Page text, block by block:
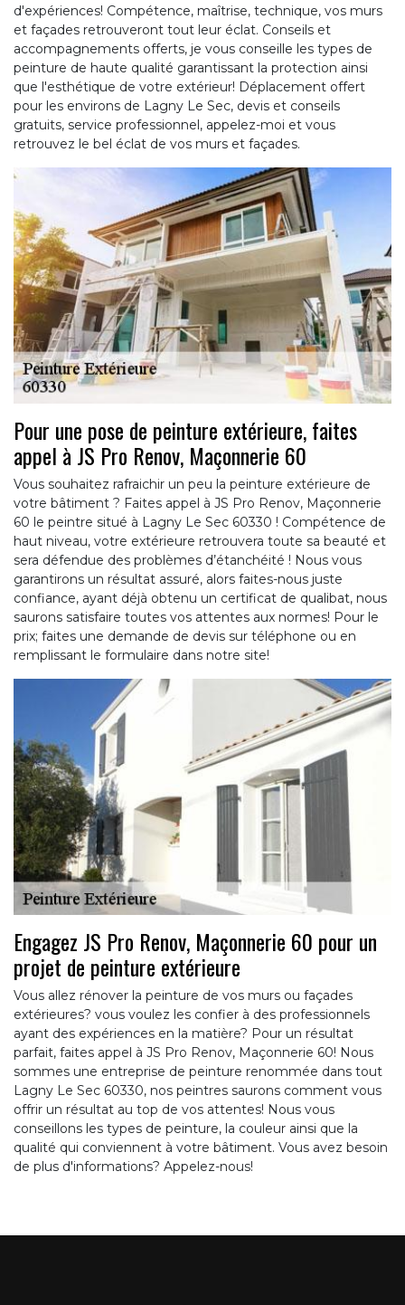
d'expériences! Compétence, maîtrise, technique, vos murs
et façades retrouveront tout leur éclat. Conseils et
accompagnements offerts, je vous conseille les types de
peinture de haute qualité garantissant la protection ainsi
que l'esthétique de votre extérieur! Déplacement offert
pour les environs de Lagny Le Sec, devis et conseils
gratuits, service professionnel, appelez-moi et vous
retrouvez le bel éclat de vos murs et façades.
Pour une pose de peinture extérieure, faites
appel à JS Pro Renov, Maçonnerie 60
Vous souhaitez rafraichir un peu la peinture extérieure de
votre bâtiment ? Faites appel à JS Pro Renov, Maçonnerie
60 le peintre situé à Lagny Le Sec 60330 ! Compétence de
haut niveau, votre extérieure retrouvera toute sa beauté et
sera défendue des problèmes d’étanchéité ! Nous vous
garantirons un résultat assuré, alors faites-nous juste
confiance, ayant déjà obtenu un certificat de qualibat, nous
saurons satisfaire toutes vos attentes aux normes! Pour le
prix; faites une demande de devis sur téléphone ou en
remplissant le formulaire dans notre site!
Engagez JS Pro Renov, Maçonnerie 60 pour un
projet de peinture extérieure
Vous allez rénover la peinture de vos murs ou façades
extérieures? vous voulez les confier à des professionnels
ayant des expériences en la matière? Pour un résultat
parfait, faites appel à JS Pro Renov, Maçonnerie 60! Nous
sommes une entreprise de peinture renommée dans tout
Lagny Le Sec 60330, nos peintres saurons comment vous
offrir un résultat au top de vos attentes! Nous vous
conseillons les types de peinture, la couleur ainsi que la
qualité qui conviennent à votre bâtiment. Vous avez besoin
de plus d'informations? Appelez-nous!